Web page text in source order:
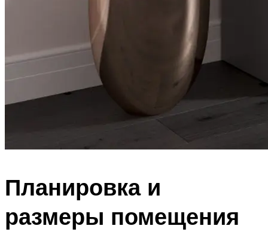
Планировка и
размеры помещения